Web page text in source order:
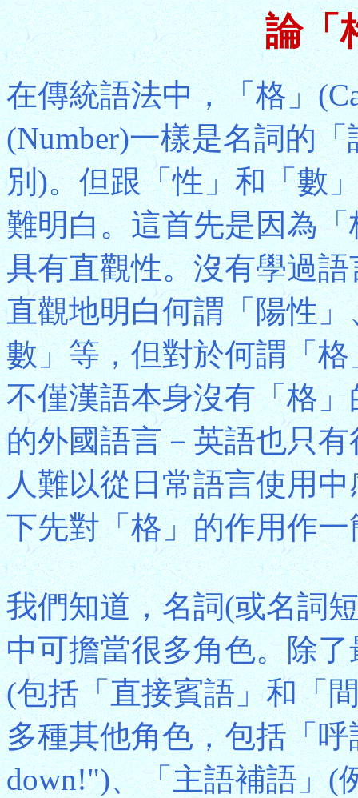
論「
在傳統語法中，「格」
(Number)一樣是名詞的
別)。但跟「性」和「數
難明白。這首先是因為
具有直觀性。沒有學過
直觀地明白何謂「陽性
數」等，但對於何謂「
不僅漢語本身沒有「格
的外國語言－英語也只
人難以從日常語言使用
下先對「格」的作用作一
我們知道，名詞(或名詞
中可擔當很多角色。除
(包括「直接賓語」和「
多種其他角色，包括「
down!")、「主語補語」(